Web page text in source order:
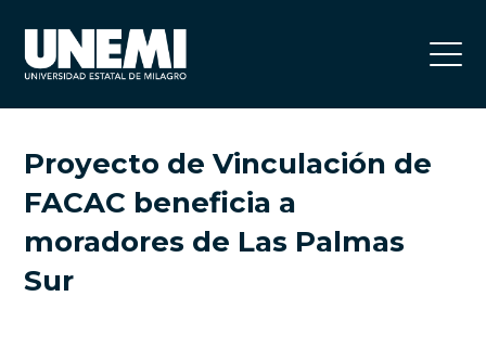
Proyecto de Vinculación de
FACAC beneficia a
moradores de Las Palmas
Sur